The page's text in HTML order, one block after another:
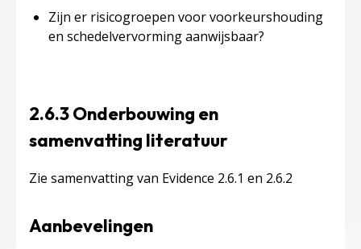
Zijn er risicogroepen voor voorkeurshouding
en schedelvervorming aanwijsbaar?
2.6.3 Onderbouwing en
samenvatting literatuur
Zie samenvatting van Evidence 2.6.1 en 2.6.2
Aanbevelingen